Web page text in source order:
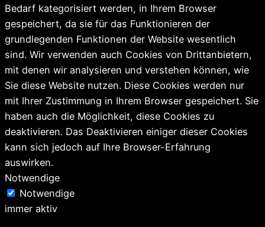
Bedarf kategorisiert werden, in Ihrem Browser
gespeichert, da sie für das Funktionieren der
grundlegenden Funktionen der Website wesentlich
sind. Wir verwenden auch Cookies von Drittanbietern,
mit denen wir analysieren und verstehen können, wie
Sie diese Website nutzen. Diese Cookies werden nur
mit Ihrer Zustimmung in Ihrem Browser gespeichert. Sie
haben auch die Möglichkeit, diese Cookies zu
deaktivieren. Das Deaktivieren einiger dieser Cookies
kann sich jedoch auf Ihre Browser-Erfahrung
auswirken.
Notwendige
Notwendige
immer aktiv